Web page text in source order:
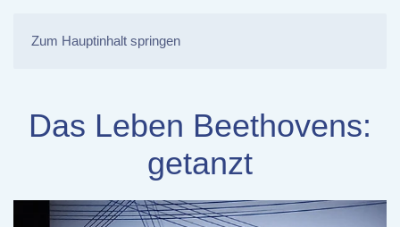
Zum Hauptinhalt springen
Das Leben Beethovens:
getanzt